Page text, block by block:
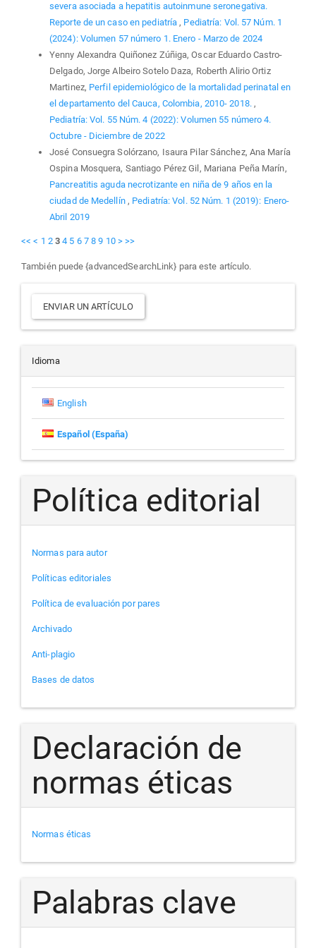
severa asociada a hepatitis autoinmune seronegativa.
Reporte de un caso en pediatría , Pediatría: Vol. 57 Núm. 1
(2024): Volumen 57 número 1. Enero - Marzo de 2024
Yenny Alexandra Quiñonez Zúñiga, Oscar Eduardo Castro-
Delgado, Jorge Albeiro Sotelo Daza, Roberth Alirio Ortiz
Martinez, Perfil epidemiológico de la mortalidad perinatal en
el departamento del Cauca, Colombia, 2010- 2018. ,
Pediatría: Vol. 55 Núm. 4 (2022): Volumen 55 número 4.
Octubre - Diciembre de 2022
José Consuegra Solórzano, Isaura Pilar Sánchez, Ana María
Ospina Mosquera, Santiago Pérez Gil, Mariana Peña Marín,
Pancreatitis aguda necrotizante en niña de 9 años en la
ciudad de Medellín , Pediatría: Vol. 52 Núm. 1 (2019): Enero-
Abril 2019
<< < 1 2 3 4 5 6 7 8 9 10 > >>
También puede {advancedSearchLink} para este artículo.
Enviar
un
artículo
ENVIAR UN ARTÍCULO
Idioma
English
Español (España)
Política editorial
Normas para autor
Políticas editoriales
Política de evaluación por pares
Archivado
Anti-plagio
Bases de datos
Declaración de
normas éticas
Normas éticas
Palabras clave